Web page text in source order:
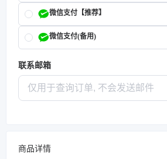
微信支付【推荐】
微信支付(备用)
联系邮箱
商品详情